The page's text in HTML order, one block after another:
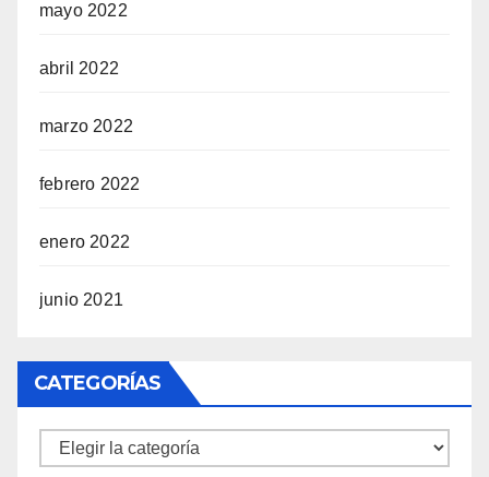
mayo 2022
abril 2022
marzo 2022
febrero 2022
enero 2022
junio 2021
CATEGORÍAS
Categorías